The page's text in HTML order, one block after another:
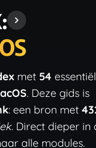
met 54
. Deze gids is
: een bron met
. Direct dieper in
alle modules.